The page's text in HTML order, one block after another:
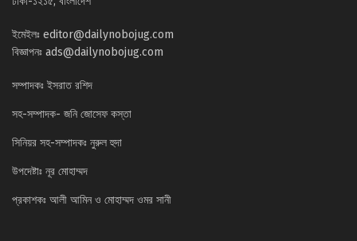
ইমেইলঃ editor@dailynobojug.com
বিজ্ঞাপনঃ ads@dailynobojug.com
সম্পাদকঃ ইসরাত রশিদ
সহ-সম্পাদক- জনি জোসেফ কস্তা
সিনিয়র সহ-সম্পাদকঃ নুরুল হুদা
উপদেষ্টাঃ নূর মোহাম্মদ
প্রকাশকঃ আলী আমিন ও মোহাম্মদ ওমর সানী